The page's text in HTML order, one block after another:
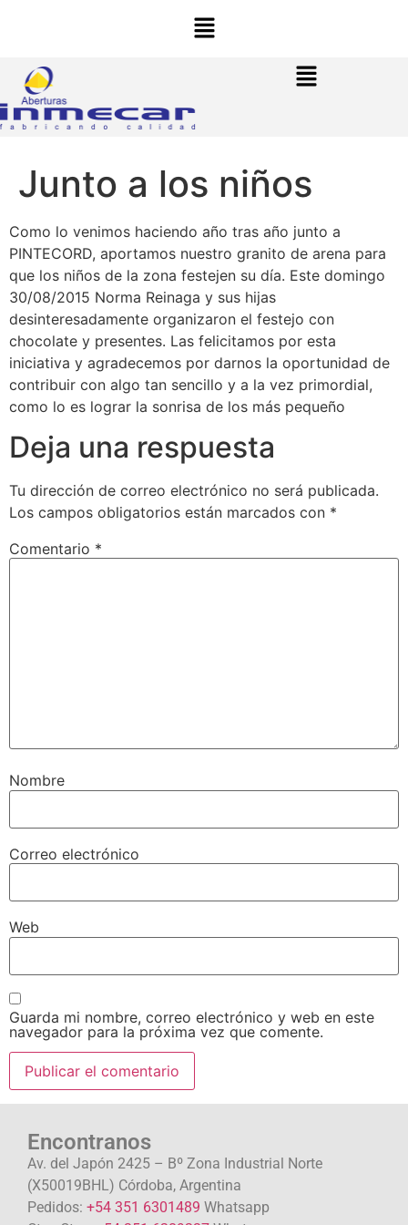
Junto a los niños
Como lo venimos haciendo año tras año junto a
PINTECORD, aportamos nuestro granito de arena para
que los niños de la zona festejen su día. Este domingo
30/08/2015 Norma Reinaga y sus hijas
desinteresadamente organizaron el festejo con
chocolate y presentes. Las felicitamos por esta
iniciativa y agradecemos por darnos la oportunidad de
contribuir con algo tan sencillo y a la vez primordial,
como lo es lograr la sonrisa de los más pequeño
Deja una respuesta
Tu dirección de correo electrónico no será publicada.
Los campos obligatorios están marcados con *
Comentario *
Nombre
Correo electrónico
Web
Guarda mi nombre, correo electrónico y web en este
navegador para la próxima vez que comente.
Encontranos
Av. del Japón 2425 – Bº Zona Industrial Norte
(X50019BHL) Córdoba, Argentina
Pedidos: +54 351 6301489 Whatsapp